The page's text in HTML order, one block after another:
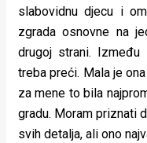
Promo
About
Urban
slabovidnu djecu i
zgrada osnovne na
drugoj strani.
treba preći. Mala je
za mene to bila
gradu. Moram priznati
svih detalja, ali ono